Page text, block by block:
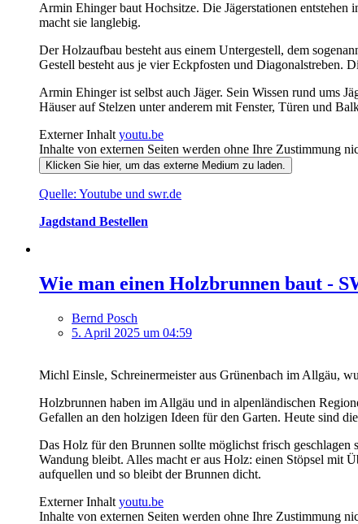
Armin Ehinger baut Hochsitze. Die Jägerstationen entstehen
macht sie langlebig.
Der Holzaufbau besteht aus einem Untergestell, dem
Gestell besteht aus je vier Eckpfosten und Diagonalstreben.
Armin Ehinger ist selbst auch Jäger. Sein Wissen rund ums
Häuser auf Stelzen unter anderem mit Fenster, Türen und
Externer Inhalt youtu.be
Inhalte von externen Seiten werden ohne Ihre Zustimmung
Klicken Sie hier, um das externe Medium zu laden.
Quelle: Youtube und swr.de
Jagdstand Bestellen
Wie man einen Holzbrunnen baut -
Bernd Posch
5. April 2025 um 04:59
Michl Einsle, Schreinermeister aus Grünenbach im Allgäu,
Holzbrunnen haben im Allgäu und in alpenländischen
Gefallen an den holzigen Ideen für den Garten. Heute sind
Das Holz für den Brunnen sollte möglichst frisch
Wandung bleibt. Alles macht er aus Holz: einen Stöpsel mit
aufquellen und so bleibt der Brunnen dicht.
Externer Inhalt youtu.be
Inhalte von externen Seiten werden ohne Ihre Zustimmung